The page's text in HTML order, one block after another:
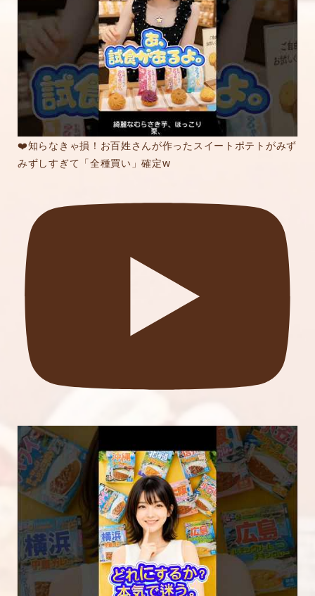
❤️知らなきゃ損！お百姓さんが作ったスイートポテトがみず
みずしすぎて「全種買い」確定w